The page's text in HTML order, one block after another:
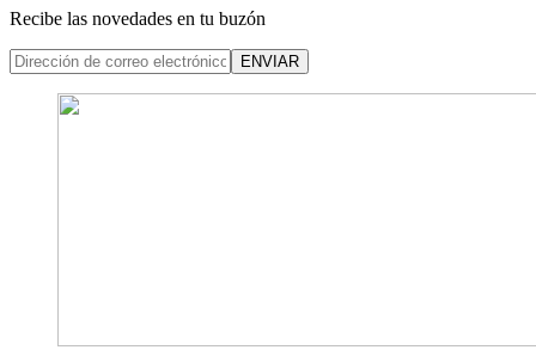
Recibe las novedades en tu buzón
ENVIAR